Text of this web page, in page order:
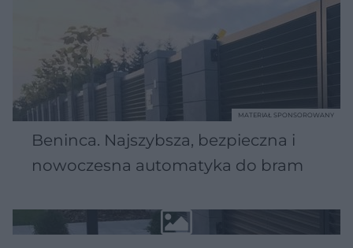
Beninca. Najszybsza, bezpieczna i
nowoczesna automatyka do bram
MATERIAŁ SPONSOROWANY